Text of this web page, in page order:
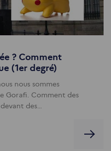
? Comment
(1er degré)
nous sommes
Gorafi. Comment des
des…